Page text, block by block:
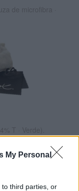
My Personal
third parties, or
información
ajuste perfecto.